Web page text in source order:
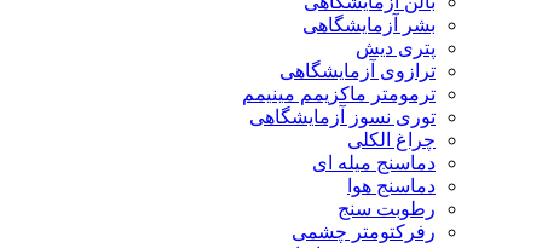
بشر آزمایشگاهی
پتری دیش
ترازوی آزمایشگاهی
ترمومتر ماکزیمم مینیمم
توری نسوز آزمایشگاهی
چراغ الکلی
دماسنج میله ای
دماسنج هوا
رطوبت سنج
رفرکتومتر چشمی